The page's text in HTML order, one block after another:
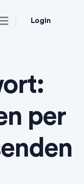
Login
per